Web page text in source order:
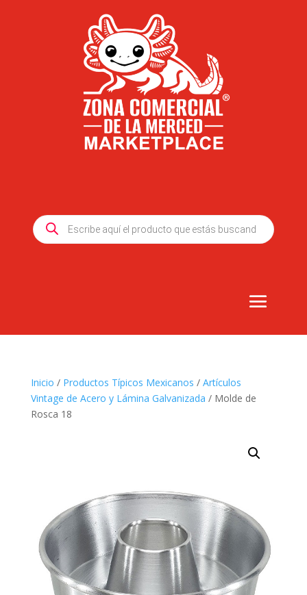
Products
search
Inicio / Productos Típicos Mexicanos / Artículos
Vintage de Acero y Lámina Galvanizada / Molde de
Rosca 18